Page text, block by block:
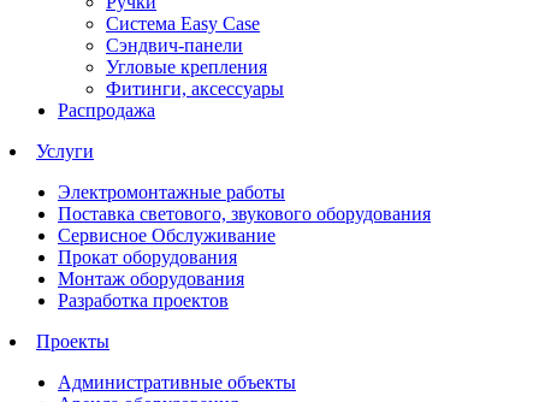
Система Easy Case
Сэндвич-панели
Угловые крепления
Фитинги, аксессуары
Распродажа
Услуги
Электромонтажные работы
Поставка светового, звукового оборудования
Сервисное Обслуживание
Прокат оборудования
Монтаж оборудования
Разработка проектов
Проекты
Административные объекты